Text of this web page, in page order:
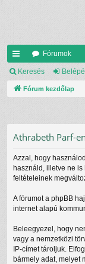
yo
rs
ke
k
Fórumok
Keresés
Fórum kezdőlap
Athrabeth Parf-
Azzal, hogy
használd, illetve ne
feltételeinek
A fórumot a phpBB
internet alapú
Beleegyezel, hogy
vagy a nemzetközi
IP-címet tároljuk.
bármely adat, melyet